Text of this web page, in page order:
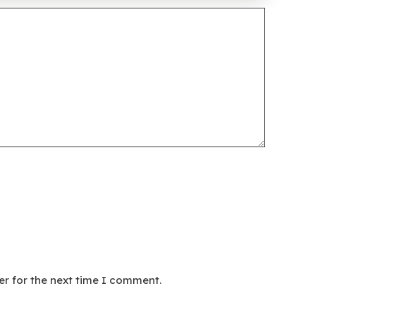
for the next time I comment.